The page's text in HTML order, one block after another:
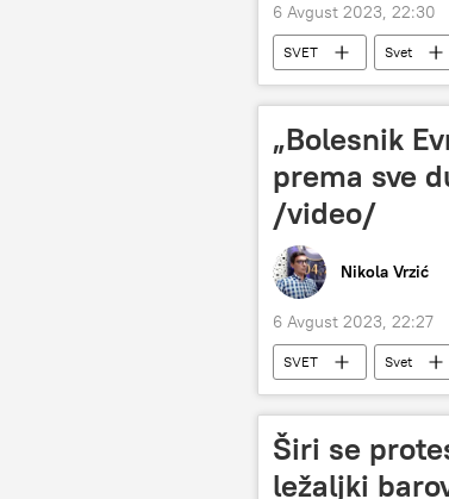
6 Avgust 2023, 22:30
SVET Svet
„Bolesnik
prema sve
/video/
Nikola Vrzić
6 Avgust 2023, 22:27
SVET Svet
Novi Sputnjik poredak s
Širi se
ležaljki